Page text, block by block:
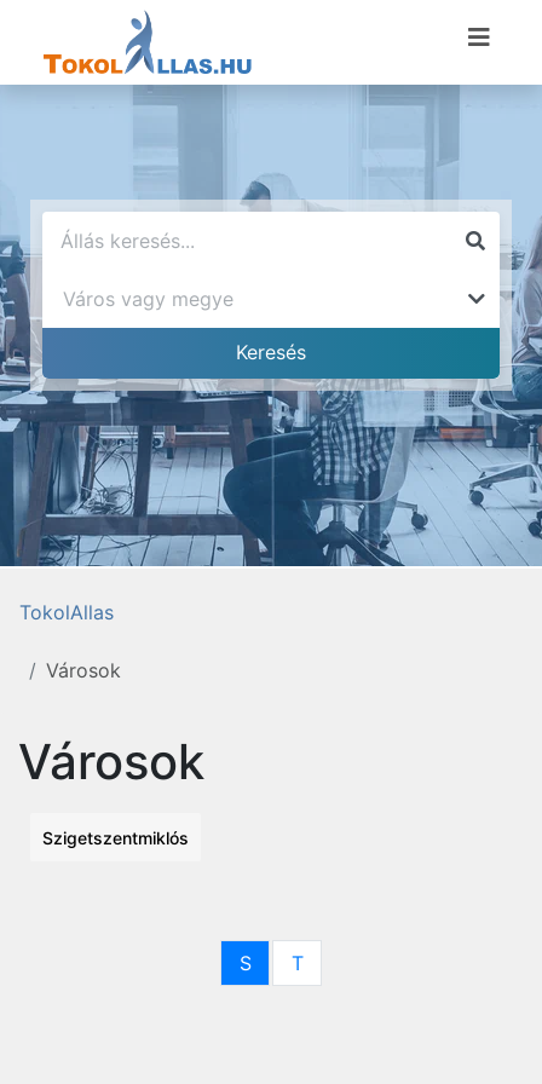
TokolAllas
Városok
Városok
Szigetszentmiklós
S T